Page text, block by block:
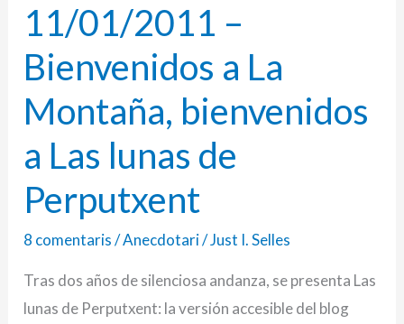
11/01/2011 –
Bienvenidos a La
Montaña, bienvenidos
a Las lunas de
Perputxent
8 comentaris/Anecdotari/Just I. Selles
Tras dos años de silenciosa andanza, se presenta Las
lunas de Perputxent: la versión accesible del blog
11/01/2011
–
Bienvenidos
a
La
Montaña,
a
Las